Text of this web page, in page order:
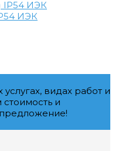
ИЭК
видах работ и
и